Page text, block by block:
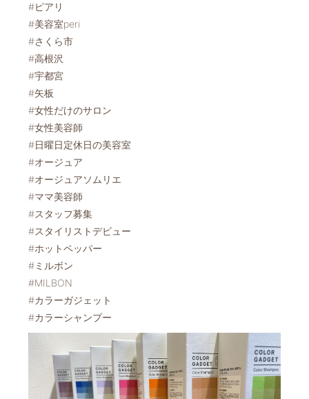
#ピアリ
#美容室peri
#さくら市
#高根沢
#宇都宮
#矢板
#女性だけのサロン
#女性美容師
#日曜日定休日の美容室
#オージュア
#オージュアソムリエ
#ママ美容師
#スタッフ募集
#スタイリストデビュー
#ホットペッパー
#ミルボン
#MILBON
#カラーガジェット
#カラーシャンプー